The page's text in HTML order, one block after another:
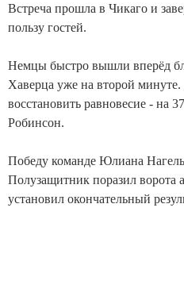
Встреча прошла в Чикаго и
пользу гостей.
Немцы быстро вышли вперёд
Хаверца уже на второй минуте.
восстановить равновесие - на
Робинсон.
Победу команде Юлиана
Полузащитник поразил ворота
установил окончательный